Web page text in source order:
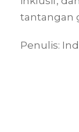
tantangan
Penulis: